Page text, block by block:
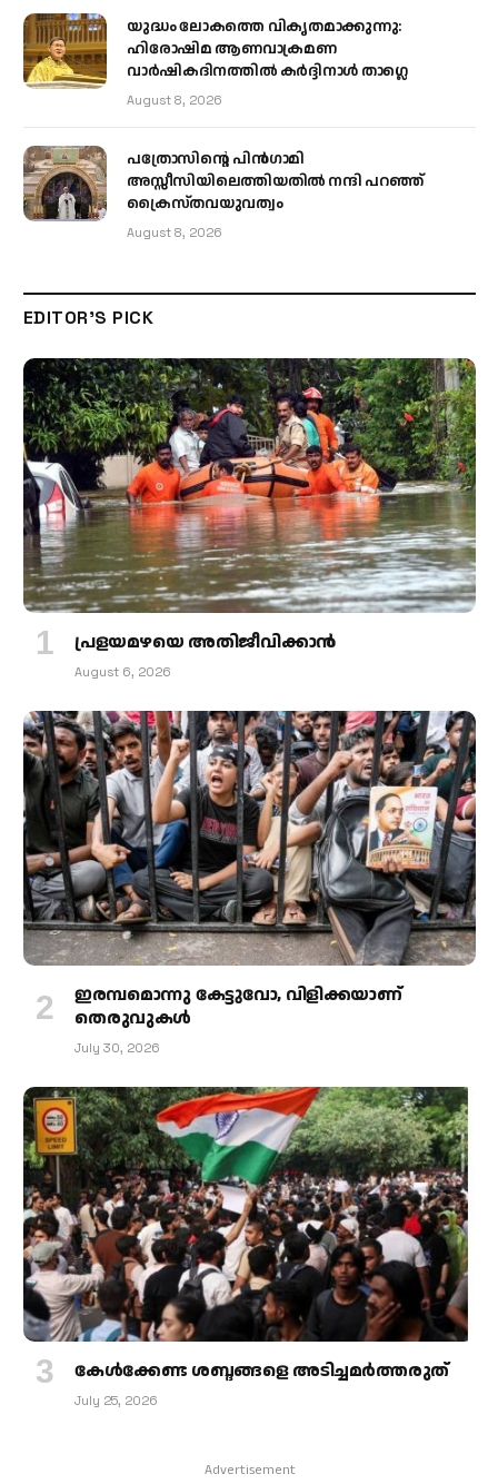
യുദ്ധം ലോകത്തെ വികൃതമാക്കുന്നു:
ഹിരോഷിമ ആണവാക്രമണ
വാർഷികദിനത്തിൽ കർദ്ദിനാൾ താഗ്ലെ
August 8, 2026
പത്രോസിന്റെ പിൻഗാമി
അസ്സീസിയിലെത്തിയതിൽ നന്ദി പറഞ്ഞ്
ക്രൈസ്തവയുവത്വം
August 8, 2026
EDITOR'S PICK
പ്രളയമഴയെ അതിജീവിക്കാന്‍
August 6, 2026
ഇരമ്പമൊന്നു കേട്ടുവോ, വിളിക്കയാണ്
തെരുവുകള്‍
July 30, 2026
കേള്‍ക്കേണ്ട ശബ്ദങ്ങളെ അടിച്ചമര്‍ത്തരുത്
July 25, 2026
Advertisement